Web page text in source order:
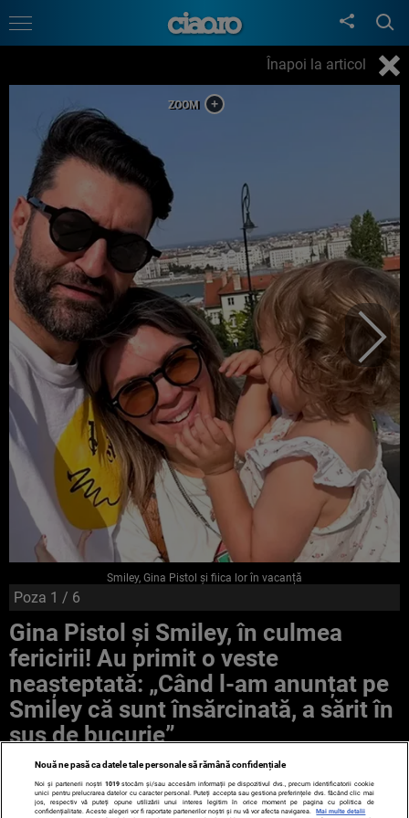
Înapoi la articol
Smiley, Gina Pistol și fiica lor în vacanță
Poza 1 / 6
Gina Pistol și Smiley, în culmea
fericirii! Au primit o veste
neaşteptată: „Când l-am anunțat pe
Smiley că sunt însărcinată, a sărit în
sus de bucurie”
Nouă ne pasă ca datele tale personale să rămână confidențiale
Noi și partenerii noștri 1019stocăm și/sau accesăm informații pe dispozitivul dvs., precum identificatorii cookie
unici pentru prelucrarea datelor cu caracter personal. Puteți accepta sau gestiona preferințele dvs. făcând clic mai
jos, respectiv vă puteți opune utilizării unui interes legitim în orice moment pe pagina cu politica de
confidențialitate. Aceste alegeri vor fi raportate partenerilor noștri și nu vă vor afecta navigarea.
Mai multe detalii